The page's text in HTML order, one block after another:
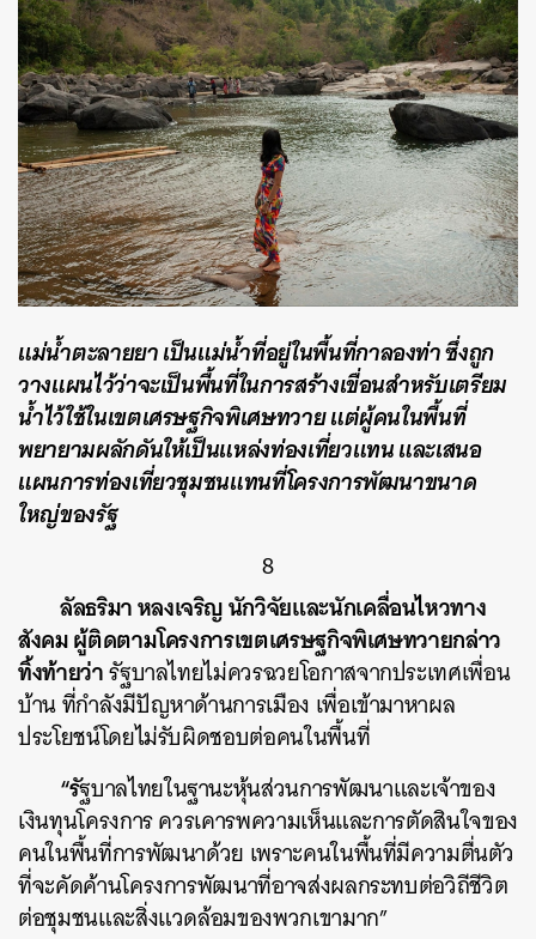
แม่น้ำตะลายยา เป็นแม่น้ำที่อยู่ในพื้นที่กาลองท่า ซึ่งถูก
วางแผนไว้ว่าจะเป็นพื้นที่ในการสร้างเขื่อนสำหรับเตรียม
น้ำไว้ใช้ในเขตเศรษฐกิจพิเศษทวาย แต่ผู้คนในพื้นที่
พยายามผลักดันให้เป็นแหล่งท่องเที่ยวแทน และเสนอ
แผนการท่องเที่ยวชุมชนแทนที่โครงการพัฒนาขนาด
ใหญ่ของรัฐ
8
ลัลธริมา หลงเจริญ นักวิจัยและนักเคลื่อนไหวทาง
สังคม ผู้ติดตามโครงการเขตเศรษฐกิจพิเศษทวายกล่าว
ทิ้งท้ายว่ารัฐบาลไทยไม่ควรฉวยโอกาสจากประเทศเพื่อน
บ้าน ที่กำลังมีปัญหาด้านการเมือง เพื่อเข้ามาหาผล
ประโยชน์โดยไม่รับผิดชอบต่อคนในพื้นที่
“รัฐบาลไทยในฐานะหุ้นส่วนการพัฒนาและเจ้าของ
เงินทุนโครงการ ควรเคารพความเห็นและการตัดสินใจของ
คนในพื้นที่การพัฒนาด้วย เพราะคนในพื้นที่มีความตื่นตัว
ที่จะคัดค้านโครงการพัฒนาที่อาจส่งผลกระทบต่อวิถีชีวิต
ต่อชุมชนและสิ่งแวดล้อมของพวกเขามาก”